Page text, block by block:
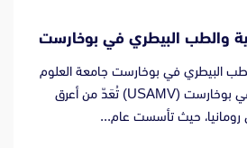
والطب البيطري في بوخارست
البيطري في بوخارست جامعة العلوم
الزراعية والطب البيطري في بوخارست (USAMV) تُعَدّ من أعرق
رومانيا، حيث تأسست عام...